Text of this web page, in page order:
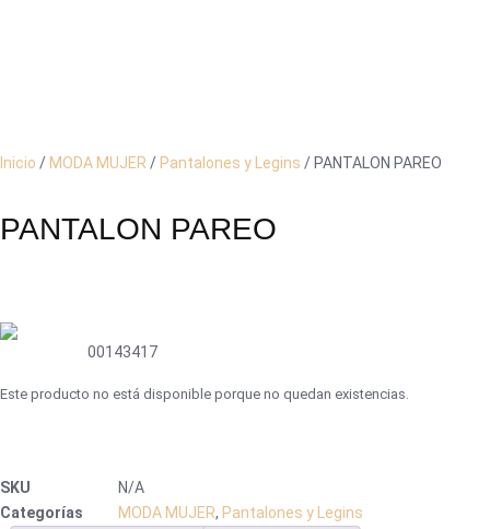
Inicio / MODA MUJER / Pantalones y Legins / PANTALON PAREO
PANTALON PAREO
00143417
Este producto no está disponible porque no quedan existencias.
SKU
N/A
Categorías
MODA MUJER, Pantalones y Legins